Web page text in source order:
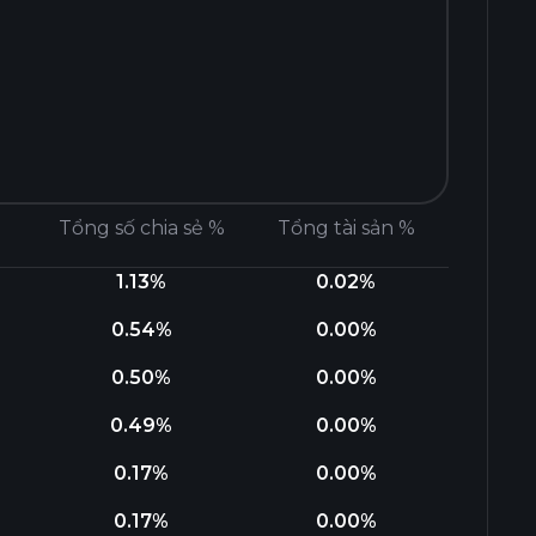
Tổng số chia sẻ % Tổng tài sản %
1.13% 0.02%
0.54% 0.00%
0.50% 0.00%
0.49% 0.00%
0.17% 0.00%
0.17% 0.00%